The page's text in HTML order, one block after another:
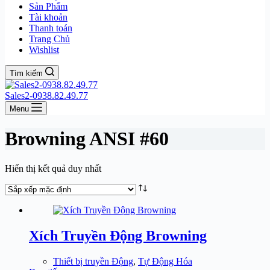
Sản Phẩm
Tài khoản
Thanh toán
Trang Chủ
Wishlist
Tìm kiếm
Sales2-0938.82.49.77
Menu
Browning ANSI #60
Hiển thị kết quả duy nhất
Xích Truyền Động Browning
Thiết bị truyền Động, Tự Động Hóa